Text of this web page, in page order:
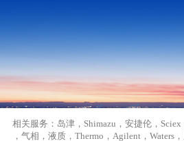
相关服务： 岛津， Shimazu ， 安捷伦， Sciex
， 气相 ， 液质， Thermo ， Agilent ， Waters，